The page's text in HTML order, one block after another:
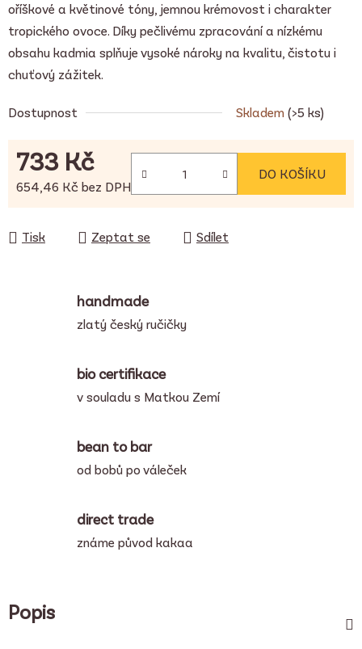
oříškové a květinové tóny, jemnou krémovost i charakter
tropického ovoce. Díky pečlivému zpracování a nízkému
obsahu kadmia splňuje vysoké nároky na kvalitu, čistotu i
chuťový zážitek.
Dostupnost Skladem (>5 ks)
733 Kč
654,46 Kč bez DPH
DO KOŠÍKU
Tisk Zeptat se Sdílet
handmade
zlatý český ručičky
bio certifikace
v souladu s Matkou Zemí
bean to bar
od bobů po váleček
direct trade
známe původ kakaa
Popis